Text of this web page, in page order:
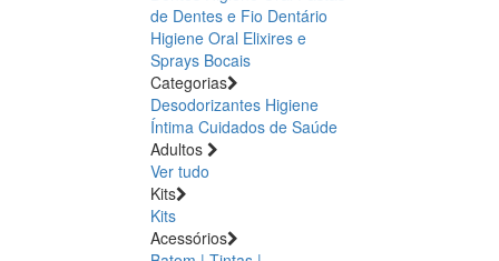
de Dentes e Fio Dentário
Higiene Oral Elixires e
Sprays Bocais
Categorias
Desodorizantes Higiene
Íntima Cuidados de Saúde
Adultos
Ver tudo
Kits
Kits
Acessórios